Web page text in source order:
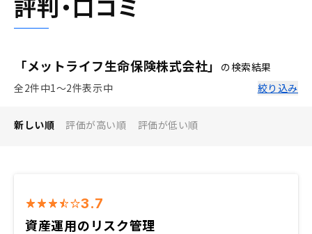
「メットライフ生命保険株式会社」
の検索結果
全2件中1〜2件表示中
絞り込み
新しい順 評価が高い順 評価が低い順
3.7
資産運用のリスク管理